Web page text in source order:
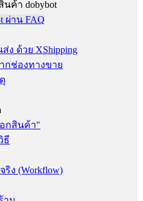
ค้า dobybot
ผ่าน FAQ
ง ด้วย XShipping
กช่องทางขาย
กสินค้า"
ธี
ง (Workflow)